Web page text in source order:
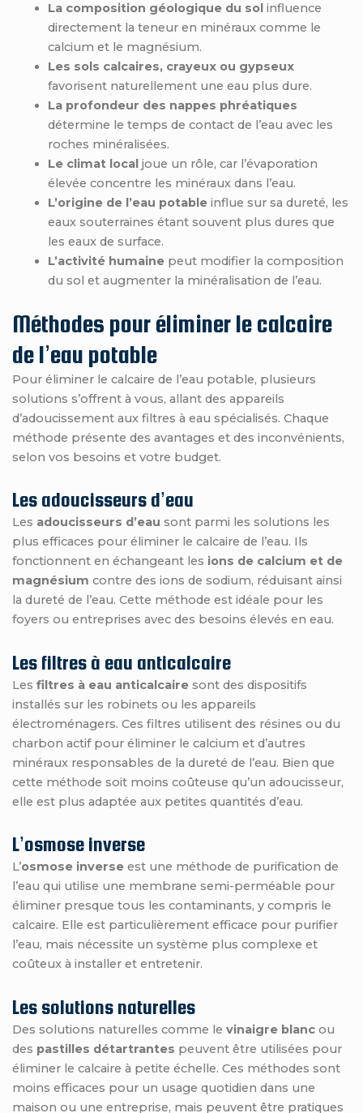
La composition géologique du solinfluence
directement la teneur en minéraux comme le
calcium et le magnésium.
Les sols calcaires, crayeux ou gypseux
favorisent naturellement une eau plus dure.
La profondeur des nappes phréatiques
détermine le temps de contact de l’eau avec les
roches minéralisées.
Le climat localjoue un rôle, car l’évaporation
élevée concentre les minéraux dans l’eau.
L’origine de l’eau potableinflue sur sa dureté, les
eaux souterraines étant souvent plus dures que
les eaux de surface.
L’activité humainepeut modifier la composition
du sol et augmenter la minéralisation de l’eau.
Méthodes pour éliminer le calcaire
de l’eau potable
Pour éliminer le calcaire de l’eau potable, plusieurs
solutions s’offrent à vous, allant des appareils
d’adoucissement aux filtres à eau spécialisés. Chaque
méthode présente des avantages et des inconvénients,
selon vos besoins et votre budget.
Les adoucisseurs d’eau
Les adoucisseurs d’eau sont parmi les solutions les
plus efficaces pour éliminer le calcaire de l’eau. Ils
fonctionnent en échangeant les ions de calcium et de
magnésium contre des ions de sodium, réduisant ainsi
la dureté de l’eau. Cette méthode est idéale pour les
foyers ou entreprises avec des besoins élevés en eau.
Les filtres à eau anticalcaire
Les filtres à eau anticalcaire sont des dispositifs
installés sur les robinets ou les appareils
électroménagers. Ces filtres utilisent des résines ou du
charbon actif pour éliminer le calcium et d’autres
minéraux responsables de la dureté de l’eau. Bien que
cette méthode soit moins coûteuse qu’un adoucisseur,
elle est plus adaptée aux petites quantités d’eau.
L’osmose inverse
L’osmose inverse est une méthode de purification de
l’eau qui utilise une membrane semi-perméable pour
éliminer presque tous les contaminants, y compris le
calcaire. Elle est particulièrement efficace pour purifier
l’eau, mais nécessite un système plus complexe et
coûteux à installer et entretenir.
Les solutions naturelles
Des solutions naturelles comme le vinaigre blanc ou
des pastilles détartrantes peuvent être utilisées pour
éliminer le calcaire à petite échelle. Ces méthodes sont
moins efficaces pour un usage quotidien dans une
maison ou une entreprise, mais peuvent être pratiques